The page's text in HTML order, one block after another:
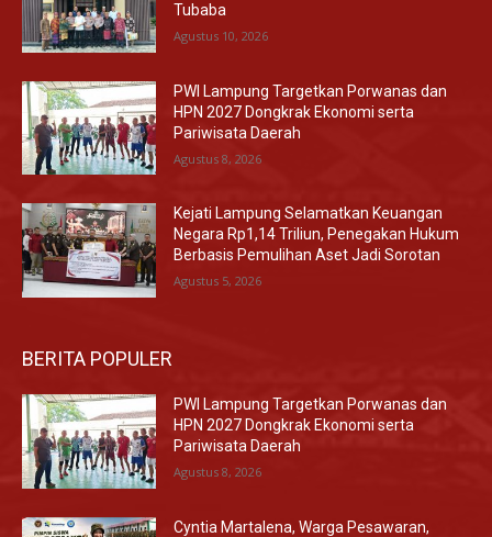
Tubaba
Agustus 10, 2026
PWI Lampung Targetkan Porwanas dan
HPN 2027 Dongkrak Ekonomi serta
Pariwisata Daerah
Agustus 8, 2026
Kejati Lampung Selamatkan Keuangan
Negara Rp1,14 Triliun, Penegakan Hukum
Berbasis Pemulihan Aset Jadi Sorotan
Agustus 5, 2026
BERITA POPULER
PWI Lampung Targetkan Porwanas dan
HPN 2027 Dongkrak Ekonomi serta
Pariwisata Daerah
Agustus 8, 2026
Cyntia Martalena, Warga Pesawaran,